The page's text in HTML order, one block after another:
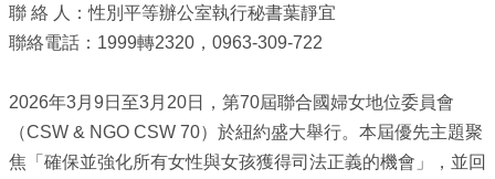
室
性
平
等
委
員
聯 絡 人：性別平等辦公室執行秘書葉靜宜
聯絡電話：1999轉2320，0963-309-722
2026年3月9日至3月20日，第70屆聯合國婦女地位委員會
（CSW & NGO CSW 70）於紐約盛大舉行。本屆優先主題聚
焦「確保並強化所有女性與女孩獲得司法正義的機會」，並回